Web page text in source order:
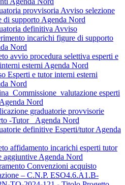
provvisoria Avviso selezione
di supporto Agenda Nord
definitiva Avviso
incarichi figure di supporto
Nord
avvio procedura selettiva esperti e
esterni Agenda Nord
Esperti e tutor interni esterni
Nord
esperti
Nord
graduatorie provvisorie
-Tutor _Agenda Nord
definitive Esperti/tutor Agenda
affidamento incarichi esperti tutor
aggiuntive Agenda Nord
Convenzioni acquisto
– C.N.P. ESO4.6.A1.B-